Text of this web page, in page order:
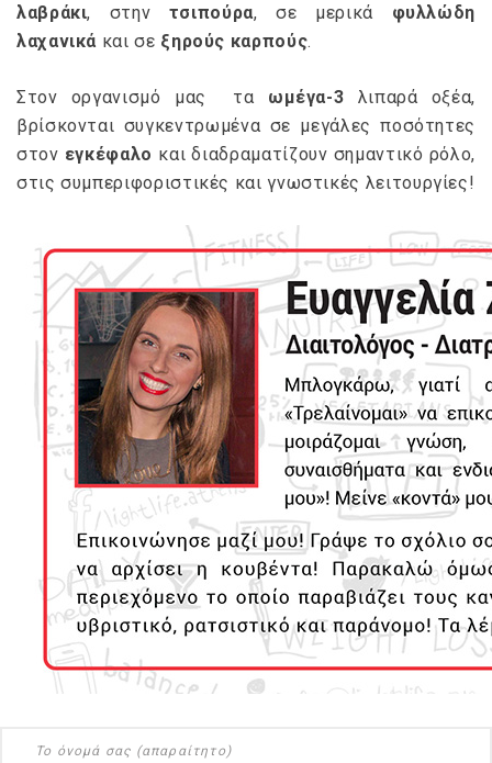
λαβράκι, στην τσιπούρα, σε μερικά φυλλώδη
λαχανικά και σε ξηρούς καρπούς.
Στον οργανισμό μας τα ωμέγα-3 λιπαρά οξέα,
βρίσκονται συγκεντρωμένα σε μεγάλες ποσότητες
στον εγκέφαλο και διαδραματίζουν σημαντικό ρόλο,
στις συμπεριφοριστικές και γνωστικές λειτουργίες!